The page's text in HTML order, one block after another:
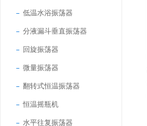
低温水浴振荡器
分液漏斗垂直振荡器
回旋振荡器
微量振荡器
翻转式恒温振荡器
恒温摇瓶机
水平往复振荡器